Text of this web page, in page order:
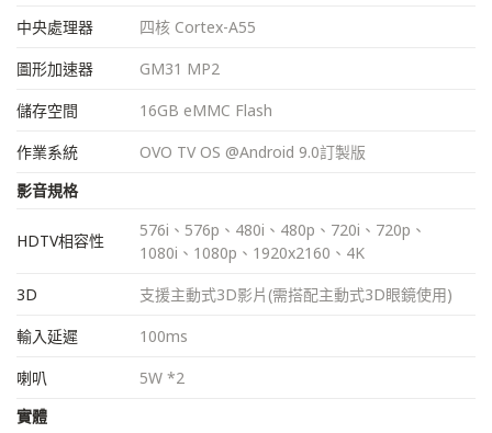
中央處理器
四核 Cortex-A55
圖形加速器
GM31 MP2
儲存空間
16GB eMMC Flash
作業系統
OVO TV OS @Android 9.0訂製版
影音規格
HDTV相容性
576i、576p、480i、480p、720i、720p、
1080i、1080p、1920x2160、4K
3D
支援主動式3D影片(需搭配主動式3D眼鏡使用)
輸入延遲
100ms
喇叭
5W *2
實體